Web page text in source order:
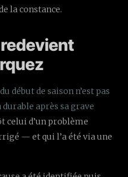
la constance.
début de saison n’est pas
après sa grave
celui d’un problème
— et qui l’a été via une